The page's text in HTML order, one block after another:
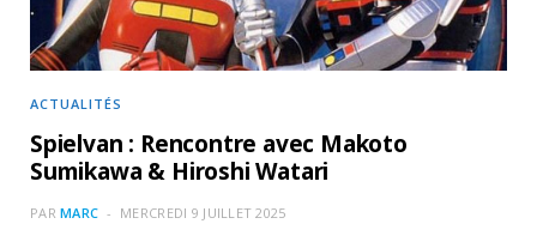
ACTUALITÉS
Spielvan : Rencontre avec Makoto
Sumikawa & Hiroshi Watari
PAR MARC MERCREDI 9 JUILLET 2025